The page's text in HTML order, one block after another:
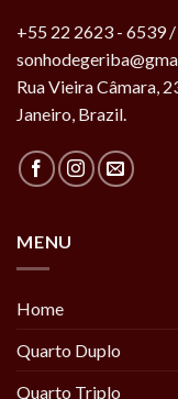
+55 22 2623 - 6539
Rua Vieira Câmara,
Janeiro, Brazil.
MENU
Home
Quarto Duplo
Quarto Triplo